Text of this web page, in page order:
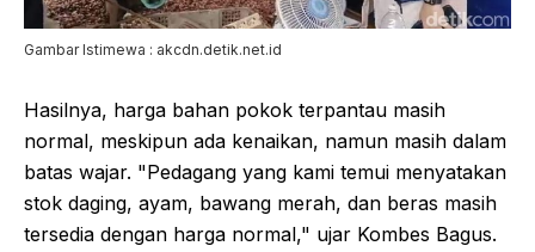
Gambar Istimewa : akcdn.detik.net.id
Hasilnya, harga bahan pokok terpantau masih
normal, meskipun ada kenaikan, namun masih dalam
batas wajar. "Pedagang yang kami temui menyatakan
stok daging, ayam, bawang merah, dan beras masih
tersedia dengan harga normal," ujar Kombes Bagus.